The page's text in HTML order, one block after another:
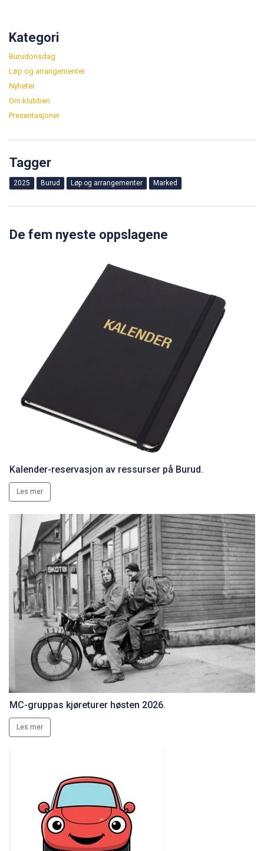
Kategori
Burudonsdag
Løp og arrangementer
Nyheter
Om klubben
Presentasjoner
Tagger
2025 Burud Løp og arrangementer Marked
De fem nyeste oppslagene
Kalender-reservasjon av ressurser på Burud.
Les mer
MC-gruppas kjøreturer høsten 2026.
Les mer